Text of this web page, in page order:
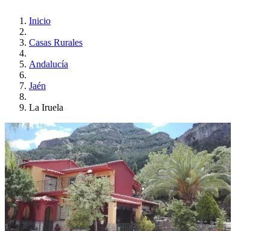
Inicio
Casas Rurales
Andalucía
Jaén
La Iruela